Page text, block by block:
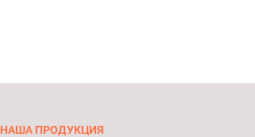
НАША ПРОДУКЦИЯ